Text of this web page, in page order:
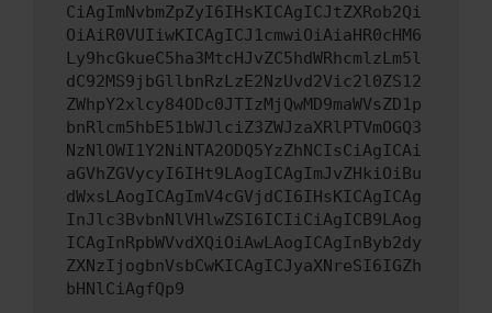
CiAgImNvbmZpZyI6IHsKICAgICJtZXRob2Qi
OiAiR0VUIiwKICAgICJ1cmwiOiAiaHR0cHM6
Ly9hcGkueC5ha3MtcHJvZC5hdWRhcmlzLm5l
dC92MS9jbGllbnRzLzE2NzUvd2Vic2l0ZS12
ZWhpY2xlcy84ODc0JTIzMjQwMD9maWVsZD1p
bnRlcm5hbE51bWJlciZ3ZWJzaXRlPTVmOGQ3
NzNlOWI1Y2NiNTA2ODQ5YzZhNCIsCiAgICAi
aGVhZGVycyI6IHt9LAogICAgImJvZHkiOiBu
dWxsLAogICAgImV4cGVjdCI6IHsKICAgICAg
InJlc3BvbnNlVHlwZSI6ICIiCiAgICB9LAog
ICAgInRpbWVvdXQiOiAwLAogICAgInByb2dy
ZXNzIjogbnVsbCwKICAgICJyaXNreSI6IGZh
bHNlCiAgfQp9